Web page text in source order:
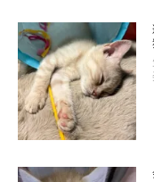
◆年齢制限｜なし
◆公式ホームページ｜